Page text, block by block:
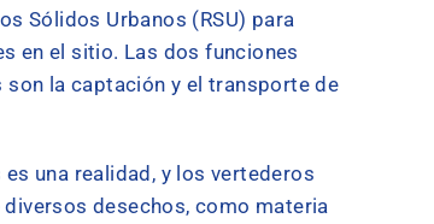
Sólidos Urbanos (RSU) para
en el sitio. Las dos funciones
la captación y el transporte de
una realidad, y los vertederos
desechos, como materia